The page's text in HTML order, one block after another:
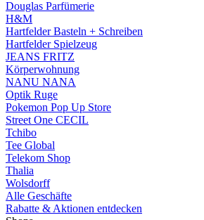
Douglas Parfümerie
H&M
Hartfelder Basteln + Schreiben
Hartfelder Spielzeug
JEANS FRITZ
Körperwohnung
NANU NANA
Optik Ruge
Pokemon Pop Up Store
Street One CECIL
Tchibo
Tee Global
Telekom Shop
Thalia
Wolsdorff
Alle Geschäfte
Rabatte & Aktionen entdecken